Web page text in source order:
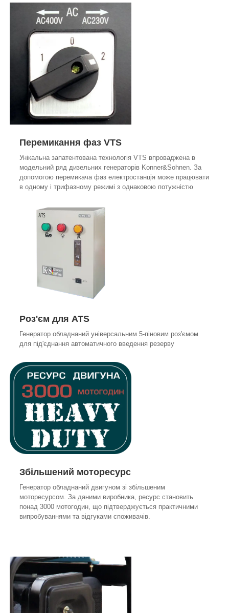
Перемикання фаз VTS
Унікальна запатентована технологія VTS впроваджена в
модельний ряд дизельних генераторів Konner&Sohnen. За
допомогою перемикача фаз електростанція може працювати
в одному і трифазному режимі з однаковою потужністю
Роз'єм для ATS
Генератор обладнаний універсальним 5-піновим роз'ємом
для під'єднання автоматичного введення резерву
Збільшений моторесурс
Генератор обладнаний двигуном зі збільшеним
моторесурсом. За даними виробника, ресурс становить
понад 3000 мотогодин, що підтверджується практичними
випробуваннями та відгуками споживачів.